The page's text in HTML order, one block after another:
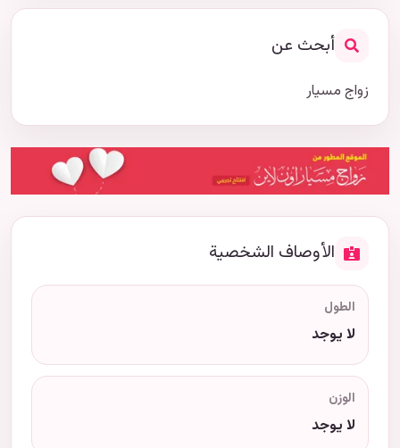
أبحث عن
زواج مسيار
الأوصاف الشخصية
الطول
لا يوجد
الوزن
لا يوجد